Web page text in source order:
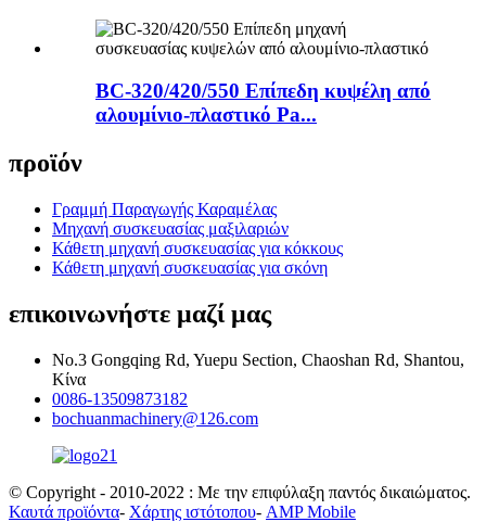
BC-320/420/550 Επίπεδη κυψέλη από
αλουμίνιο-πλαστικό Pa...
προϊόν
Γραμμή Παραγωγής Καραμέλας
Μηχανή συσκευασίας μαξιλαριών
Κάθετη μηχανή συσκευασίας για κόκκους
Κάθετη μηχανή συσκευασίας για σκόνη
επικοινωνήστε μαζί μας
No.3 Gongqing Rd, Yuepu Section, Chaoshan Rd, Shantou,
Κίνα
0086-13509873182
bochuanmachinery@126.com
© Copyright - 2010-2022 : Με την επιφύλαξη παντός δικαιώματος.
Καυτά προϊόντα- Χάρτης ιστότοπου- AMP Mobile